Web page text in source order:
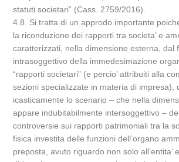
statuti societari” (Cass. 2759/2016).
4.8. Si tratta di un approdo importante
la riconduzione dei rapporti tra societa’ e
caratterizzati, nella dimensione esterna, dal
intrasoggettivo della immedesimazione
“rapporti societari” (e percio’ attribuiti alla
sezioni specializzate in materia di impresa),
icasticamente lo scenario – che nella
appare indubitabilmente intersoggettivo –
controversie sui rapporti patrimoniali tra la
fisica investita delle funzioni dell’organo
preposta, avuto riguardo non solo all’entita’